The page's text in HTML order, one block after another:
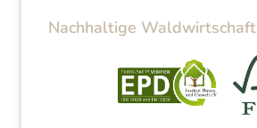
Nachhaltige Waldwirtschaft